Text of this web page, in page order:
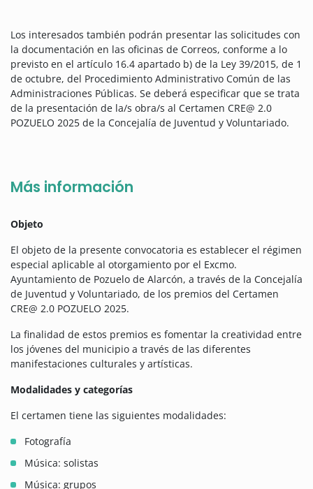
Los interesados también podrán presentar las solicitudes con
la documentación en las oficinas de Correos, conforme a lo
previsto en el artículo 16.4 apartado b) de la Ley 39/2015, de 1
de octubre, del Procedimiento Administrativo Común de las
Administraciones Públicas. Se deberá especificar que se trata
de la presentación de la/s obra/s al Certamen CRE@ 2.0
POZUELO 2025 de la Concejalía de Juventud y Voluntariado.
Más información
Objeto
El objeto de la presente convocatoria es establecer el régimen
especial aplicable al otorgamiento por el Excmo.
Ayuntamiento de Pozuelo de Alarcón, a través de la Concejalía
de Juventud y Voluntariado, de los premios del Certamen
CRE@ 2.0 POZUELO 2025.
La finalidad de estos premios es fomentar la creatividad entre
los jóvenes del municipio a través de las diferentes
manifestaciones culturales y artísticas.
Modalidades y categorías
El certamen tiene las siguientes modalidades:
Fotografía
Música: solistas
Música: grupos